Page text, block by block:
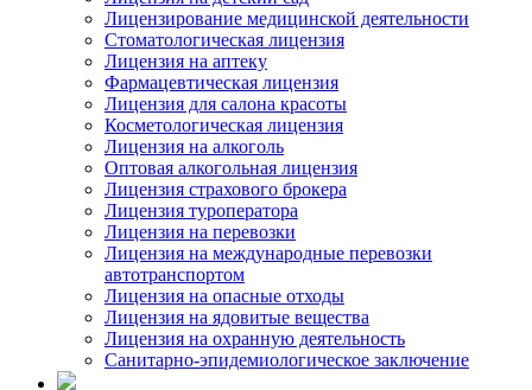
Лицензирование медицинской деятельности
Стоматологическая лицензия
Лицензия на аптеку
Фармацевтическая лицензия
Лицензия для салона красоты
Косметологическая лицензия
Лицензия на алкоголь
Оптовая алкогольная лицензия
Лицензия страхового брокера
Лицензия туроператора
Лицензия на перевозки
Лицензия на международные перевозки
автотранспортом
Лицензия на опасные отходы
Лицензия на ядовитые вещества
Лицензия на охранную деятельность
Санитарно-эпидемиологическое заключение